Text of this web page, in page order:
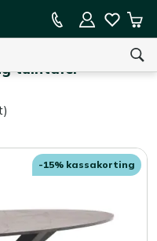
de hele collectie
tuintafel
-15% kassakorting